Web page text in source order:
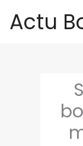
Actu